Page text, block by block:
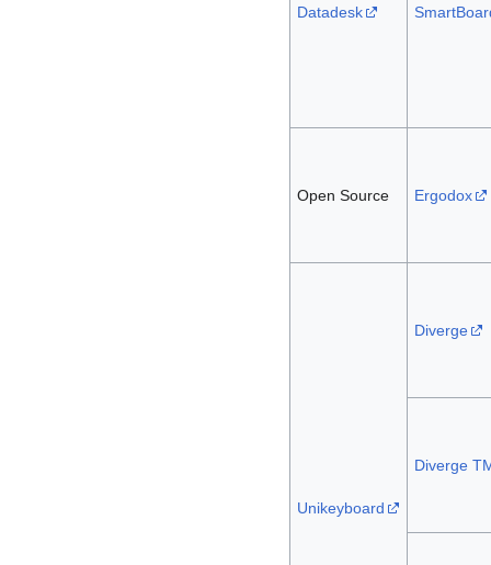
Datadesk
Open Source Ergodox
Unikeyboard
Diverge
Diverge